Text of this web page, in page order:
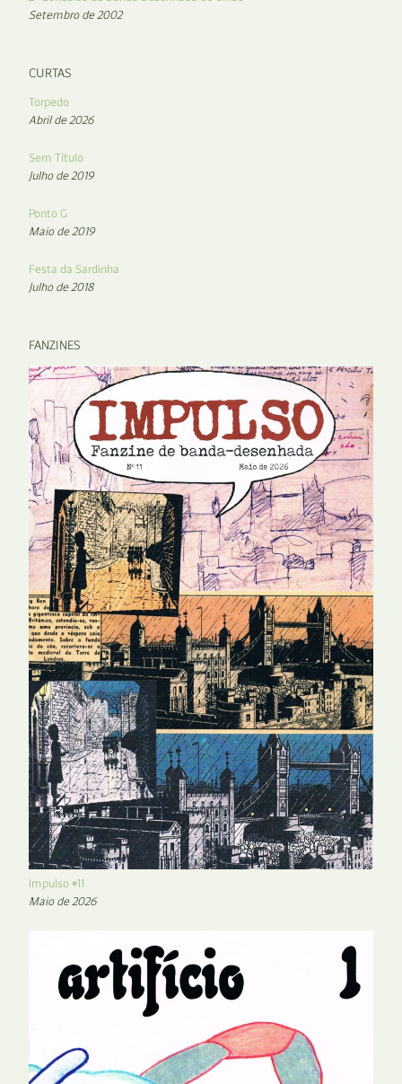
Setembro de 2002
CURTAS
Torpedo
Abril de 2026
Sem Título
Julho de 2019
Ponto G
Maio de 2019
Festa da Sardinha
Julho de 2018
FANZINES
Impulso #11
Maio de 2026